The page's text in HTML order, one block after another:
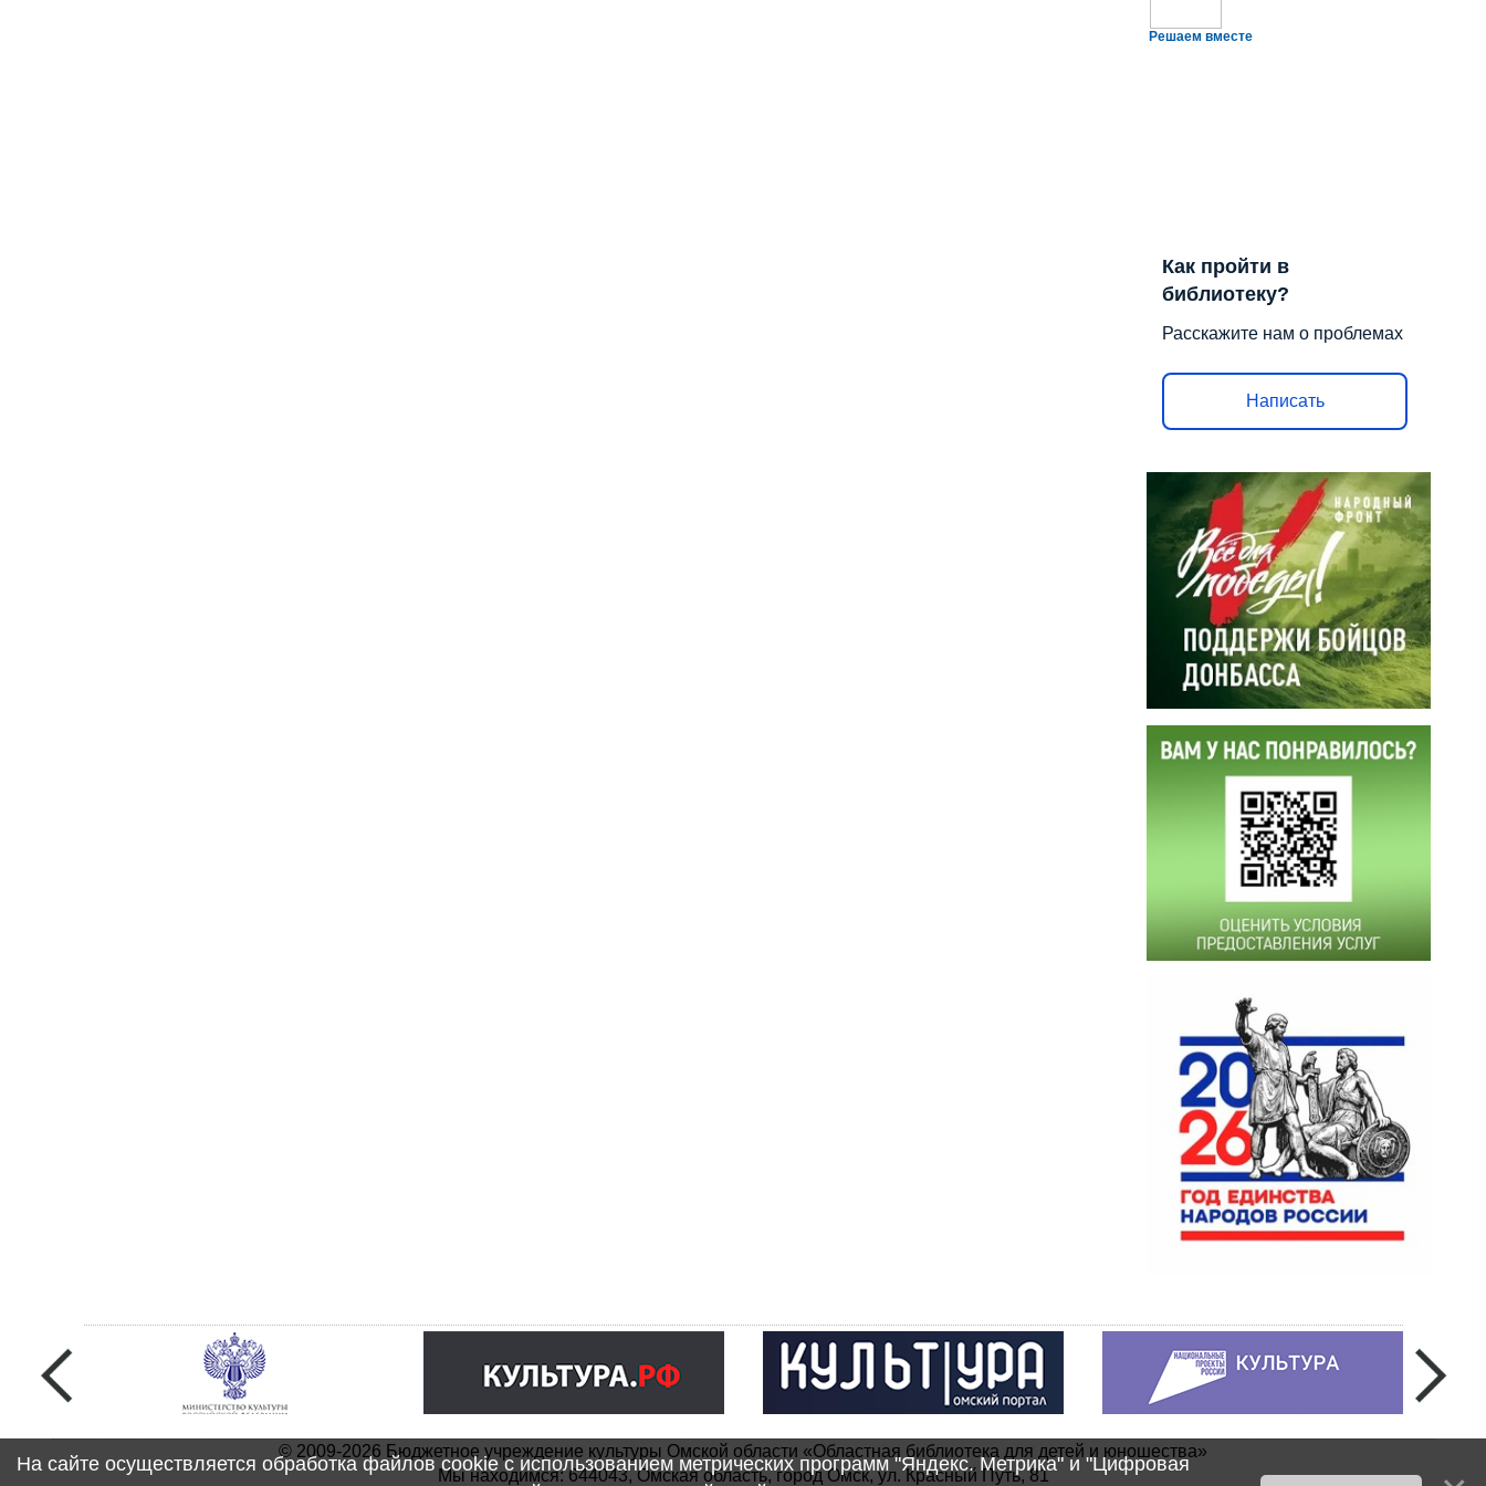
Решаем вместе
Как пройти в
библиотеку?
Расскажите нам о проблемах
Написать
© 2009-2026 Бюджетное учреждение культуры Омской области «Областная библиотека для детей и юношества»
Мы находимся: 644043, Омская область, город Омск, ул. Красный Путь, 81
На сайте осуществляется обработка файлов cookie с использованием метрических программ "Яндекс. Метрика" и "Цифровая